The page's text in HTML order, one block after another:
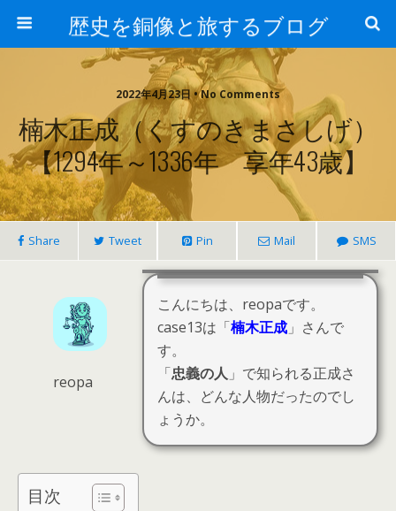
歴史を銅像と旅するブログ
2022年4月23日 • No Comments
楠木正成（くすのきまさしげ）
【1294年～1336年 享年43歳】
Share Tweet Pin Mail SMS
reopa
こんにちは、reopaです。
case13は「楠木正成 」さんで
す。
「忠義の人 」で知られる正成さ
んは、どんな人物だったのでし
ょうか。
目次